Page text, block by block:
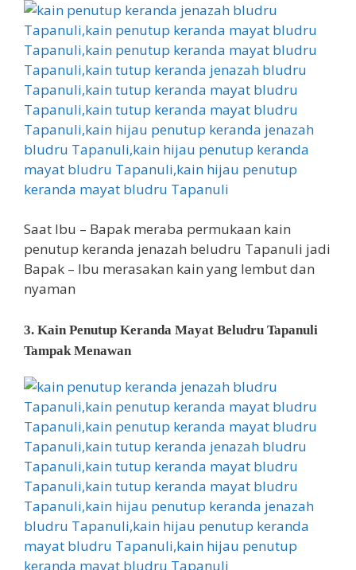
Saat Ibu – Bapak meraba permukaan kain
penutup keranda jenazah beludru Tapanuli jadi
Bapak – Ibu merasakan kain yang lembut dan
nyaman
3. Kain Penutup Keranda Mayat Beludru Tapanuli
Tampak Menawan